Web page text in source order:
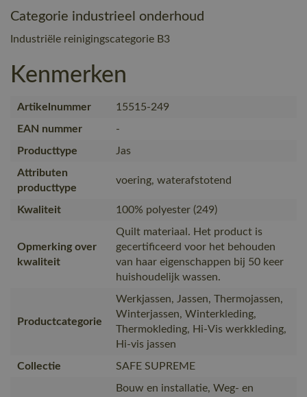
Categorie industrieel onderhoud
Industriële reinigingscategorie B3
Kenmerken
Artikelnummer
15515-249
EAN nummer
-
Producttype
Jas
Attributen
producttype
voering, waterafstotend
Kwaliteit 100% polyester (249)
Opmerking over
kwaliteit
Quilt materiaal. Het product is
gecertificeerd voor het behouden
van haar eigenschappen bij 50 keer
huishoudelijk wassen.
Productcategorie
Werkjassen, Jassen, Thermojassen,
Winterjassen, Winterkleding,
Thermokleding, Hi-Vis werkkleding,
Hi-vis jassen
Collectie
SAFE SUPREME
Bouw en installatie, Weg- en